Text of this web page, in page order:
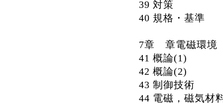
39 対策
40 規格・基準
7章 章電磁環境
41 概論(1)
42 概論(2)
43 制御技術
44 電磁，磁気材